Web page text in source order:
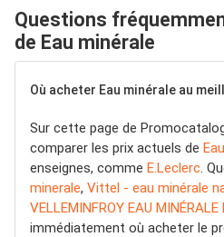
Questions
de Eau minérale
Où acheter Eau minérale au
Sur cette page de
comparer les prix actuels de
enseignes, comme E.Leclerc .
minerale, Vittel - eau minérale
VELLEMINFROY EAU MINÉRALE
immédiatement où acheter le